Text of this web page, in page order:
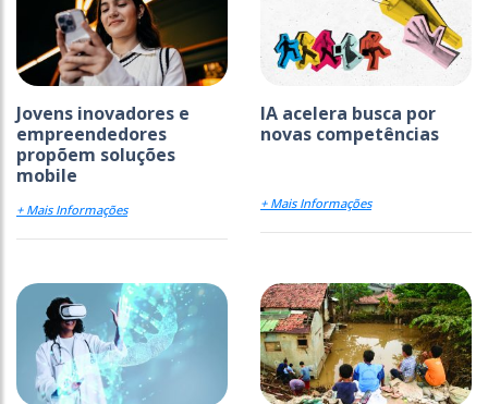
Jovens inovadores e
empreendedores
propõem soluções
mobile
+ Mais Informações
IA acelera busca por
novas competências
+ Mais Informações